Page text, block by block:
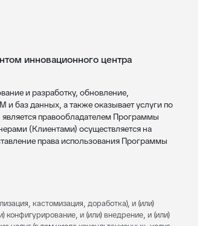
инновационного центра
и разработку, обновление,
баз данных, а также оказывает услуги по
правообладателем Программы
(Клиентами) осуществляется на
права использования Программы
кастомизация, доработка), и (или)
конфигурирование, и (или) внедрение, и (или)